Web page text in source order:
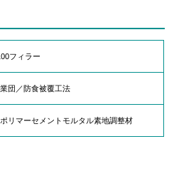
フィラー
団／防食被覆工法
リマーセメントモルタル素地調整材